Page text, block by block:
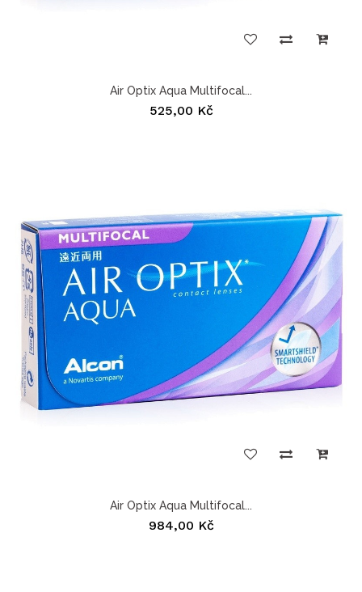
Air Optix Aqua Multifocal...
525,00 Kč
Air Optix Aqua Multifocal...
984,00 Kč